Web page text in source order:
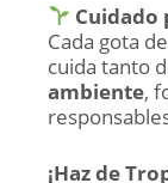
Cuidado
Cada gota de
cuida tanto
ambiente,
¡Haz de